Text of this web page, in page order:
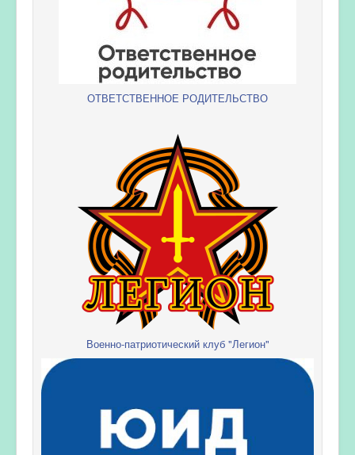
ОТВЕТСТВЕННОЕ РОДИТЕЛЬСТВО
Военно-патриотический клуб "Легион"